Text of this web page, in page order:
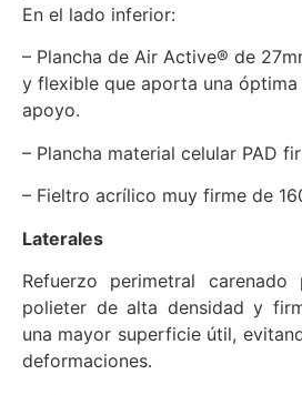
En el lado inferior:
– Plancha de Air Active® de
y flexible que aporta una
apoyo.
– Plancha material celular PAD
– Fieltro acrílico muy firme de
Laterales
Refuerzo perimetral carenado
polieter de alta densidad y
una mayor superficie útil,
deformaciones.